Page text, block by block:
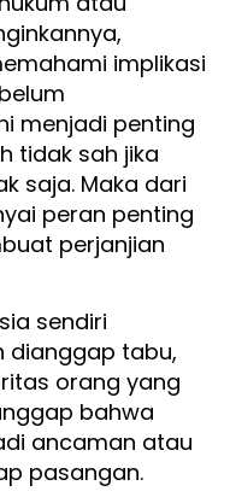
implikasi
menjadi penting
tidak sah jika
saja. Maka dari
peran penting
perjanjian
sendiri
dianggap tabu,
orang yang
bahwa
ancaman atau
pasangan.